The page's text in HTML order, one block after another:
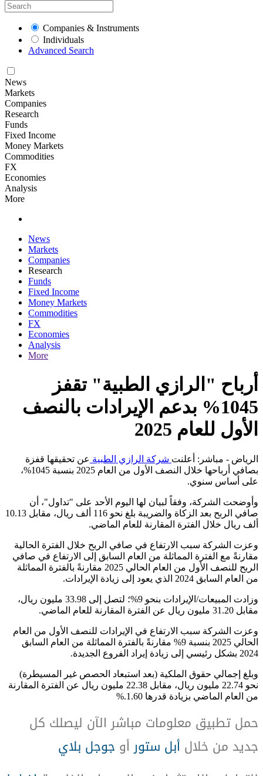
Companies & Instruments
Individuals
Advanced Search
News
Markets
Companies
Research
Funds
Fixed Income
Money Markets
Commodities
FX
Economies
Analysis
More
News
Markets
Companies
Research
Funds
Fixed Income
Money Markets
Commodities
FX
Economies
Analysis
More
أرباح "الرازي الطبية" تقفز
1045% بدعم الإيرادات بالنصف
الأول للعام 2025
الرياض - مباشر: أعلنت شركة الرازي الطبية عن تحقيقها قفزة
بصافي أرباحها خلال النصف الأول من العام 2025 بنسبة 1045%،
على أساس سنوي.
وأوضحت الشركة، وفقاً لبيان لها اليوم الأحد على "تداول"، أن
صافي الربح بعد الزكاة والضريبة بلغ نحو 116 ألف ريال، مقابل 10.13
ألف ريال خلال الفترة المقارنة للعام الماضي.
وعزت الشركة سبب الارتفاع في صافي الربح خلال الفترة الحالية
مقارنةً مع الفترة المماثلة من العام السابق إلى الارتفاع في صافي
الربح للنصف الأول من العام الحالي 2025 مقارنةً بالفترة المماثلة
من العام السابق 2024 الذي يعود إلى زيادة الإيرادات
.
وزادت المبيعات/الإيرادات بنحو 9%؛ لتصل إلى 33.98 مليون ريال،
مقابل 31.20 مليون ريال عن الفترة المقارنة للعام الماضي
.
وعزت الشركة سبب الارتفاع في الإيرادات للنصف الأول من العام
الحالي 2025 بنسبة 9% مقارنةً بالفترة المماثلة من العام السابق
2024 بشكل رئيسي إلى زيادة إيراد الفروع الجديدة
.
وبلغ إجمالي حقوق الملكية (بعد استبعاد الحصص غير المسيطرة)
نحو 22.74 مليون ريال، مقابل 22.38 مليون ريال عن الفترة المقارنة
من العام الماضي بزيادة قدرها 1.60
%.
حمل تطبيق معلومات مباشر الآن ليصلك كل
جديد من خلال أبل ستورأو جوجل بلاي